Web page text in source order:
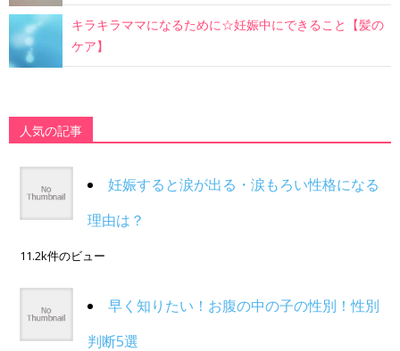
キラキラママになるために☆妊娠中にできること【髪の
ケア】
人気の記事
妊娠すると涙が出る・涙もろい性格になる
理由は？
11.2k件のビュー
早く知りたい！お腹の中の子の性別！性別
判断5選